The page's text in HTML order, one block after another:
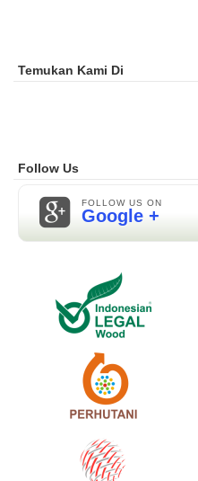
Temukan Kami Di
Follow Us
FOLLOW US ON
Google +